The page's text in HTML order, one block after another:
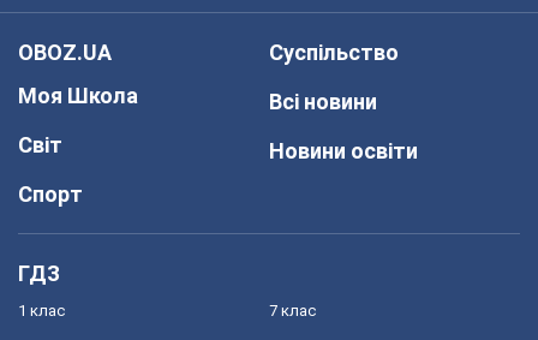
OBOZ.UA
Моя Школа
Світ
Спорт
Суспільство
Всі новини
Новини освіти
ГДЗ
1 клас 7 клас